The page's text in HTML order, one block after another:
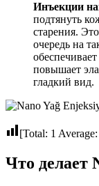
Инъекции
подтянуть
старения.
очередь на
повышает
гладкий вид.
[Total: 1 Average:
Что делает